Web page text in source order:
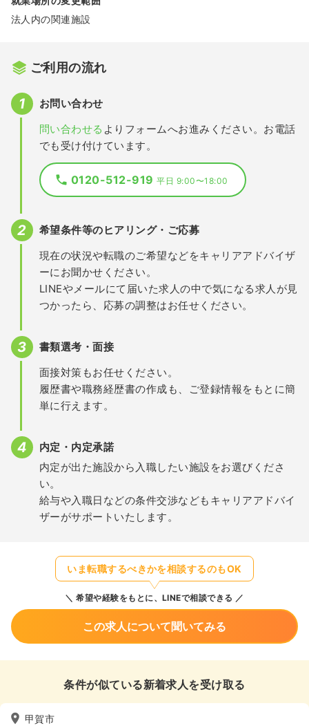
法人内の関連施設
ご利用の流れ
お問い合わせ
問い合わせる よりフォームへお進みください。お電話
でも受け付けています。
0120-512-919平日 9:00〜18:00
希望条件等のヒアリング・ご応募
現在の状況や転職のご希望などをキャリアアドバイザ
ーにお聞かせください。
LINEやメールにて届いた求人の中で気になる求人が見
つかったら、応募の調整はお任せください。
書類選考・面接
面接対策もお任せください。
履歴書や職務経歴書の作成も、ご登録情報をもとに簡
単に行えます。
内定・内定承諾
内定が出た施設から入職したい施設をお選びくださ
い。
給与や入職日などの条件交渉などもキャリアアドバイ
ザーがサポートいたします。
いま転職するべきかを相談するのもOK
希望や経験をもとに、LINEで相談できる
この求人について聞いてみる
条件が似ている新着求人を受け取る
甲賀市